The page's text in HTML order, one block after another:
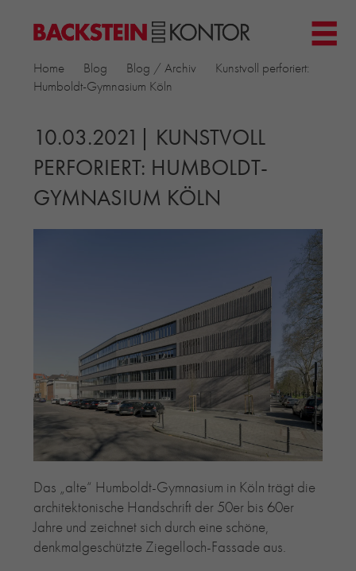
PROJEKTE
▼
KIRCHEN
MEHRFAMILIENHÄUSER
MUSEEN
EINFAMILIENHÄUSER
RIEMCHENKOLLEKTIONEN TONWERK
ALLGEMEINE RIEMCHENKOLLEKTIONEN
PETERSEN TEGL
RECYCLING-ZIEGEL
RE-USE-ZIEGEL
GLASUR-ZIEGEL
RE-USE-MÖRTEL
FASSADENPLANUNG (SCHWEIZ)
PRIVATKUNDEN
ÜBER UNS
BLOG
Home Blog Blog / Archiv
Kunstvoll perforiert:
Humboldt-Gymnasium Köln
10.03.2021| KUNSTVOLL
PERFORIERT: HUMBOLDT-
GYMNASIUM KÖLN
Das „alte“ Humboldt-Gymnasium in Köln trägt die
architektonische Handschrift der 50er bis 60er
Jahre und zeichnet sich durch eine schöne,
denkmalgeschützte Ziegelloch-Fassade aus.